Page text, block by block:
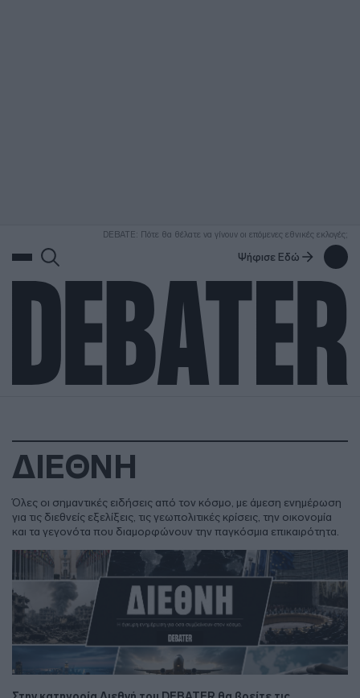
DEBATE: Πότε θα θέλατε να γίνουν οι επόμενες εθνικές εκλογές;
Ψήφισε Εδώ
ΔΙΕΘΝΗ
Όλες οι σημαντικές ειδήσεις από τον κόσμο, με άμεση ενημέρωση
για τις διεθνείς εξελίξεις, τις γεωπολιτικές κρίσεις, την οικονομία
και τα γεγονότα που διαμορφώνουν την παγκόσμια επικαιρότητα.